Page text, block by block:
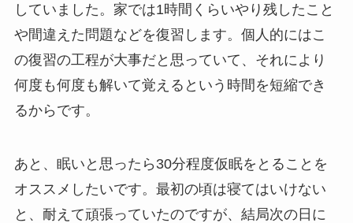
していました。家では1時間くらいやり残したこと
や間違えた問題などを復習します。個人的にはこ
の復習の工程が大事だと思っていて、それにより
何度も何度も解いて覚えるという時間を短縮でき
るからです。
あと、眠いと思ったら30分程度仮眠をとることを
オススメしたいです。最初の頃は寝てはいけない
と、耐えて頑張っていたのですが、結局次の日に